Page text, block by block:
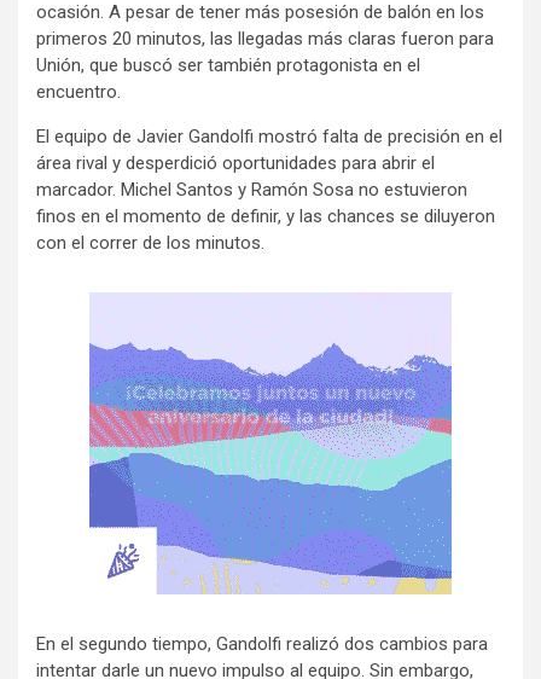
ocasión. A pesar de tener más posesión de balón en los
primeros 20 minutos, las llegadas más claras fueron para
Unión, que buscó ser también protagonista en el
encuentro.
El equipo de Javier Gandolfi mostró falta de precisión en el
área rival y desperdició oportunidades para abrir el
marcador. Michel Santos y Ramón Sosa no estuvieron
finos en el momento de definir, y las chances se diluyeron
con el correr de los minutos.
En el segundo tiempo, Gandolfi realizó dos cambios para
intentar darle un nuevo impulso al equipo. Sin embargo,